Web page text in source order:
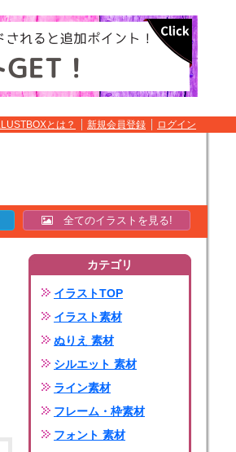
とは？ 新規会員登録 ログイン
全てのイラストを見る!
カテゴリ
イラストTOP
イラスト素材
ぬりえ 素材
シルエット 素材
ライン素材
フレーム・枠素材
フォント 素材